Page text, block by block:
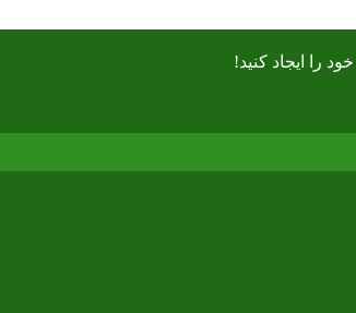
را ايجاد كنيد!